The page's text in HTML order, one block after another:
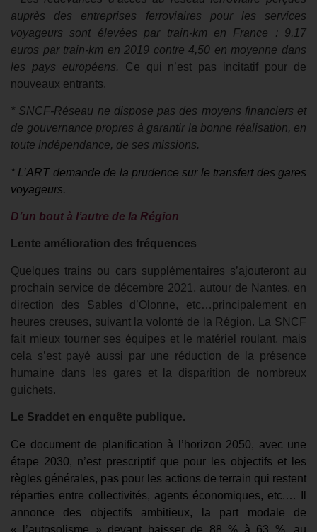
auprès des entreprises ferroviaires pour les services
voyageurs sont élevées par train-km en France : 9,17
euros par train-km en 2019 contre 4,50 en moyenne dans
les pays européens.
Ce qui n’est pas incitatif pour de
nouveaux entrants.
* SNCF-Réseau ne dispose pas des moyens financiers et
de gouvernance propres à garantir la bonne réalisation, en
toute indépendance, de ses missions.
* L’ART demande de la prudence sur le transfert des gares
voyageurs.
D’un bout à l’autre de la Région
Lente amélioration des fréquences
Quelques trains ou cars supplémentaires s’ajouteront au
prochain service de décembre 2021, autour de Nantes, en
direction des Sables d’Olonne, etc…principalement en
heures creuses, suivant la volonté de la Région. La SNCF
fait mieux tourner ses équipes et le matériel roulant, mais
cela s’est payé aussi par une réduction de la présence
humaine dans les gares et la disparition de nombreux
guichets.
Le Sraddet en enquête publique.
Ce document de planification à l’horizon 2050, avec une
étape 2030, n’est prescriptif que pour les objectifs et les
règles générales, pas pour les actions de terrain qui restent
réparties entre collectivités, agents économiques, etc.… Il
annonce des objectifs ambitieux, la part modale de
« l’autosolisme » devant baisser de 88 % à 63 %, au